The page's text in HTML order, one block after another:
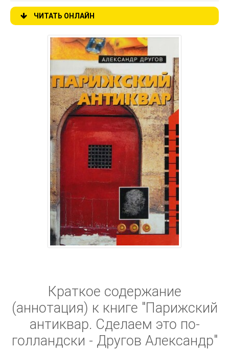
ЧИТАТЬ ОНЛАЙН
Краткое содержание
(аннотация) к книге "Парижский
антиквар. Сделаем это по-
голландски - Другов Александр"